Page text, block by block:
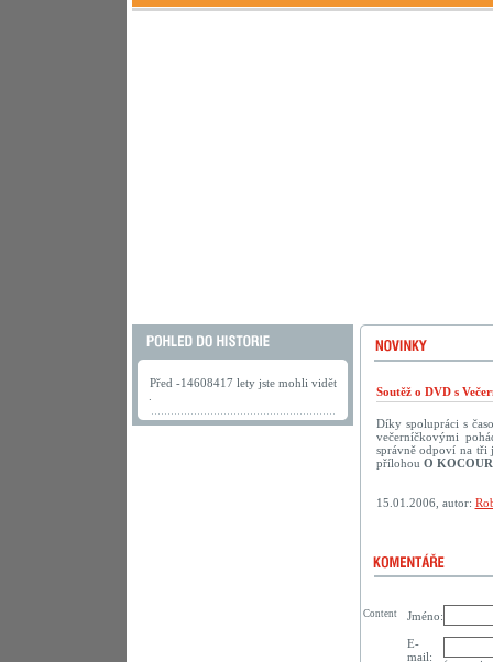
Před -14608417 lety jste mohli vidět
Soutěž o DVD s
Díky spolupráci s
večerníčkovými
správně odpoví na tři
přílohou O
15.01.2006, autor:
Jméno:
E-
mail:
Content